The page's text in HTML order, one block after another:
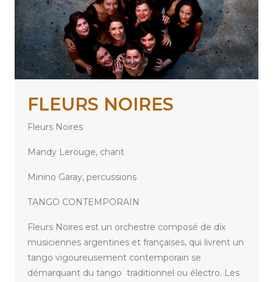
FLEURS NOIRES
Fleurs Noires
Mandy Lerouge, chant
Minino Garay, percussions
TANGO CONTEMPORAIN
Fleurs Noires est un orchestre composé de dix
musiciennes argentines et françaises, qui livrent un
tango vigoureusement contemporain se
démarquant du tango traditionnel ou électro. Les